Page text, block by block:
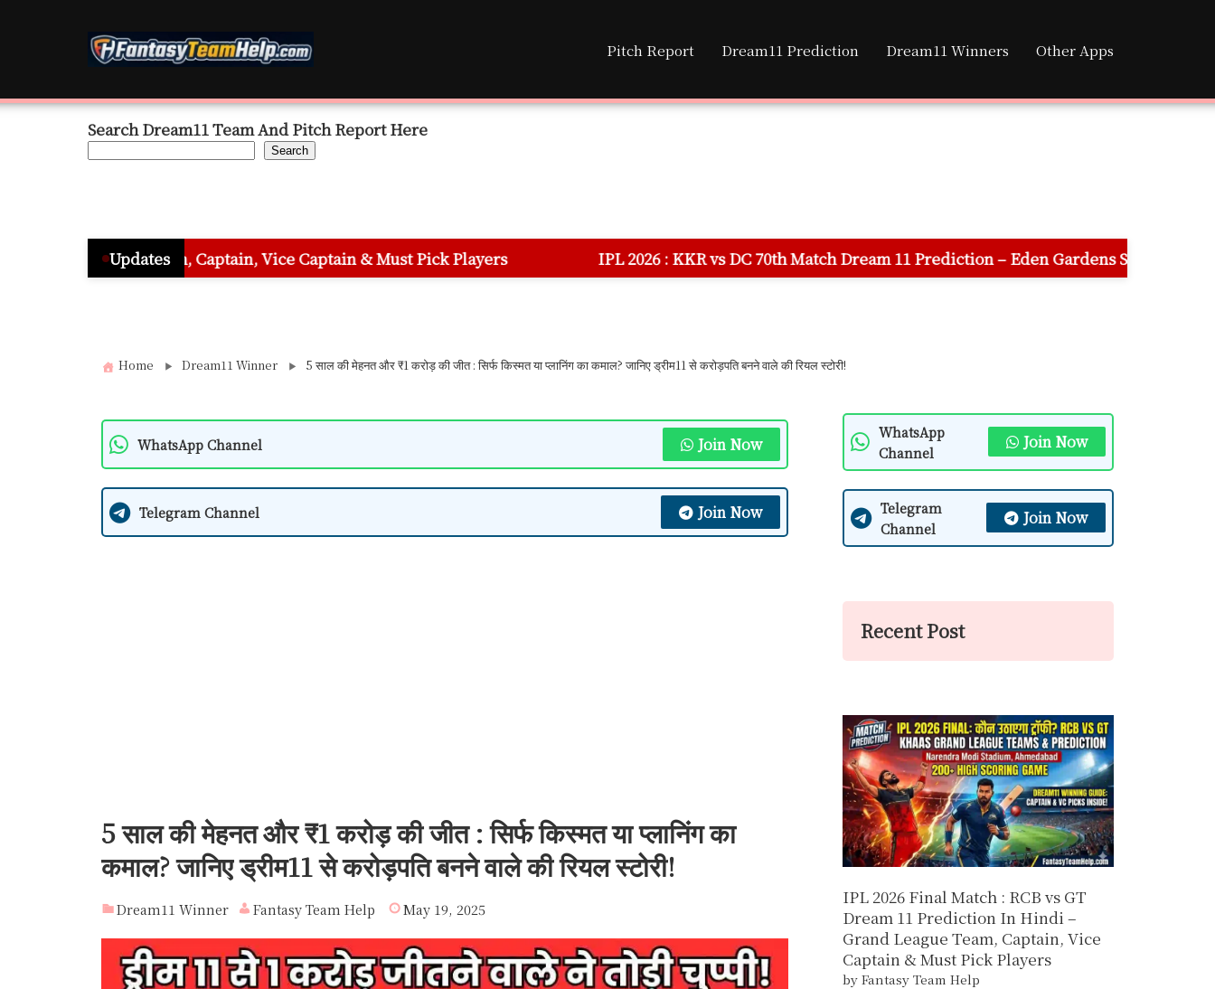
Pitch Report Dream11 Prediction Dream11 Winners Other Apps
Search Dream11 Team And Pitch Report Here
Search
Updates
Captain, Vice Captain & Must Pick Players IPL 2026 : KKR vs DC 70th Match Dream 11 Prediction – Eden Gardens Stadium Pitch Report, Fantasy
Home Dream11 Winner 5 साल की मेहनत और ₹1 करोड़ की जीत : सिर्फ किस्मत या प्लानिंग का कमाल? जानिए ड्रीम11 से करोड़पति बनने वाले की रियल स्टोरी!
WhatsApp Channel Join Now
Telegram Channel Join Now
5 साल की मेहनत और ₹1 करोड़ की जीत : सिर्फ किस्मत या प्लानिंग का
कमाल? जानिए ड्रीम11 से करोड़पति बनने वाले की रियल स्टोरी!
Dream11 Winner Fantasy Team Help May 19, 2025
WhatsApp
Channel
Join Now
Telegram
Channel
Join Now
Recent Post
IPL 2026 Final Match : RCB vs GT
Dream 11 Prediction In Hindi –
Grand League Team, Captain, Vice
Captain & Must Pick Players
by Fantasy Team Help